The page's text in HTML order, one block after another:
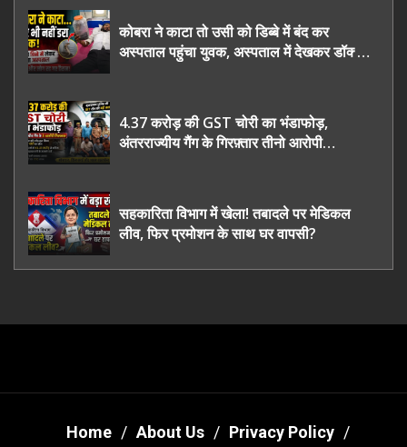
कोबरा ने काटा तो उसी को डिब्बे में बंद कर
अस्पताल पहुंचा युवक, अस्पताल में देखकर डॉक्टर
4.37 करोड़ की GST चोरी का भंडाफोड़,
अंतरराज्यीय गैंग के गिरफ़्तार तीनो आरोपी
सहकारिता विभाग में खेला! तबादले पर मेडिकल
लीव, फिर प्रमोशन के साथ घर वापसी?
Home About Us Privacy Policy